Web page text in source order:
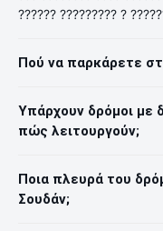
?????? ????????? ?
Πού να παρκάρετε
Υπάρχουν δρόμοι με
πώς λειτουργούν;
Ποια πλευρά του
Σουδάν;